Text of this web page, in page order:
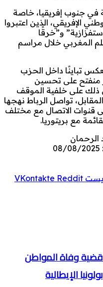
في جنوب إفريقيا، خاصة
الإفريقي، الذين اعتبروا
و”خرقًا
المغربي خلال مراسم
تباينًا داخل الحزب
منفتح على تحسين
ذلك على خلفية الموقف
تواصل الرباط نهجها
قنوات الاتصال مع مختلف
مع بريتوريا.
الرحمان
قضية وفاة المواطن
الإيطالية